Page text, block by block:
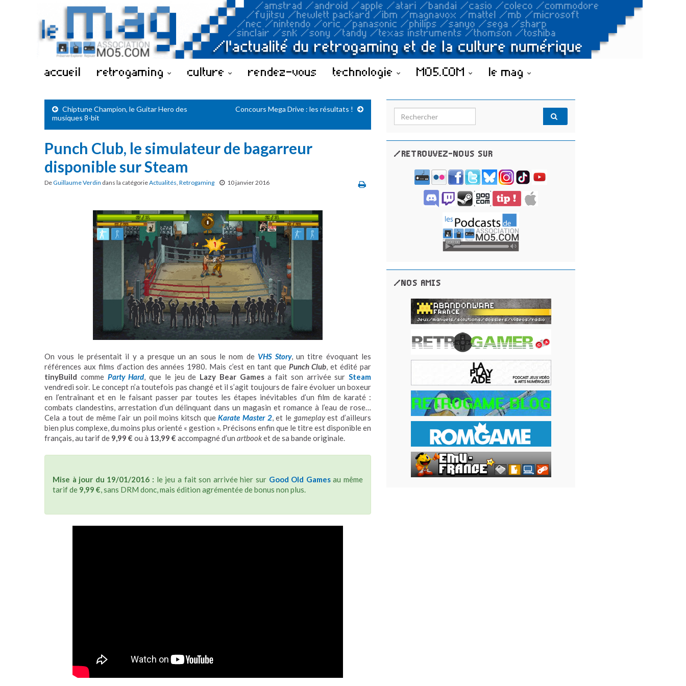
accueil retrogaming culture rendez-vous technologie MO5.COM le mag
Chiptune Champion, le Guitar Hero des
musiques 8-bit
Concours Mega Drive : les résultats !
Punch Club, le simulateur de bagarreur
disponible sur Steam
DeGuillaume Verdin dans la catégorieActualités, Retrogaming 10 janvier 2016
On vous le présentait il y a presque un an sous le nom de VHS Story, un titre évoquant les
références aux films d’action des années 1980. Mais c’est en tant que Punch Club, et édité par
tinyBuild comme Party Hard, que le jeu de Lazy Bear Gamesa fait son arrivée sur Steam
vendredi soir. Le concept n’a toutefois pas changé et il s’agit toujours de faire évoluer un boxeur
en l’entraînant et en le faisant passer par toutes les étapes inévitables d’un film de karaté :
combats clandestins, arrestation d’un délinquant dans un magasin et romance à l’eau de rose…
Cela a tout de même l’air un poil moins kitsch queKarate Master 2, et le gameplayest d’ailleurs
bien plus complexe, du moins plus orienté « gestion ». Précisons enfin que le titre est disponible en
français, au tarif de 9,99 € ou à 13,99 € accompagné d’un artbooket de sa bande originale.
Mise à jour du 19/01/2016 : le jeu a fait son arrivée hier sur Good Old Gamesau même
tarif de 9,99 €, sans DRM donc, mais édition agrémentée de bonus non plus.
Search for:
/RETROUVEZ-NOUS SUR
/NOS AMIS